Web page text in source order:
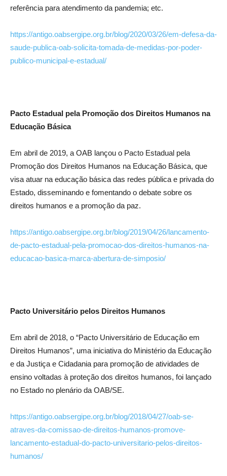
referência para atendimento da pandemia; etc.
https://antigo.oabsergipe.org.br/blog/2020/03/26/em-defesa-da-
saude-publica-oab-solicita-tomada-de-medidas-por-poder-
publico-municipal-e-estadual/
Pacto Estadual pela Promoção dos Direitos Humanos na
Educação Básica
Em abril de 2019, a OAB lançou o Pacto Estadual pela
Promoção dos Direitos Humanos na Educação Básica, que
visa atuar na educação básica das redes pública e privada do
Estado, disseminando e fomentando o debate sobre os
direitos humanos e a promoção da paz.
https://antigo.oabsergipe.org.br/blog/2019/04/26/lancamento-
de-pacto-estadual-pela-promocao-dos-direitos-humanos-na-
educacao-basica-marca-abertura-de-simposio/
Pacto Universitário pelos Direitos Humanos
Em abril de 2018, o “Pacto Universitário de Educação em
Direitos Humanos”, uma iniciativa do Ministério da Educação
e da Justiça e Cidadania para promoção de atividades de
ensino voltadas à proteção dos direitos humanos, foi lançado
no Estado no plenário da OAB/SE.
https://antigo.oabsergipe.org.br/blog/2018/04/27/oab-se-
atraves-da-comissao-de-direitos-humanos-promove-
lancamento-estadual-do-pacto-universitario-pelos-direitos-
humanos/